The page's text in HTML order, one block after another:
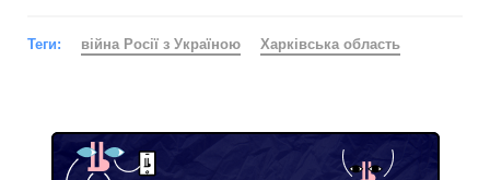
Теги: війна Росії з Україною Харківська область